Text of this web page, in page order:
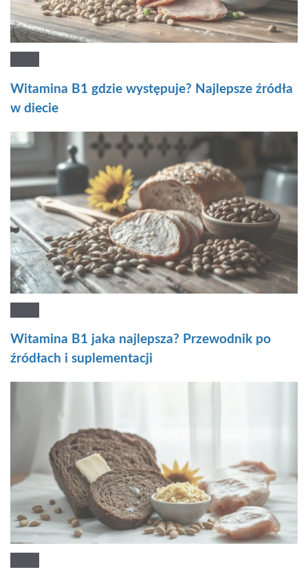
Witamina B1 gdzie występuje? Najlepsze źródła
w diecie
Witamina B1 jaka najlepsza? Przewodnik po
źródłach i suplementacji